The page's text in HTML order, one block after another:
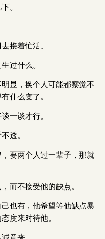
。
接着忙活。
过什么。
显，换个人可能都察觉不
什么变了。
一谈才行。
透。
要两个人过一辈子，那就
而不接受他的缺点。
也有，他希望等他缺点暴
度来对待他。
意来。